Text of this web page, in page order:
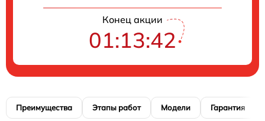
Конец акции
01:13:41
Преимущества Этапы работ Модели Гарантия